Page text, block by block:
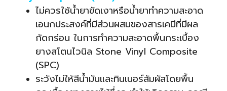
ไม่ควรใช้น้ำยาขัดเงาหรือน้ำยาทำความสะอาด
เอนกประสงค์ที่มีส่วนผสมของสารเคมีที่มีผล
กัดกร่อน ในการทำความสะอาดพื้นกระเบื้อง
ยางสโตนไวนิล Stone Vinyl Composite
(SPC)
ระวังไม่ให้สีน้ำมันและทินเนอร์สัมผัสโดยพื้น